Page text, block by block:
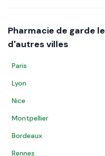
Pharmacie de garde le
d'autres villes
Paris
Lyon
Nice
Montpellier
Bordeaux
Rennes